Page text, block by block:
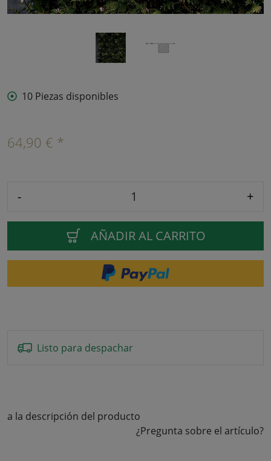
10 Piezas disponibles
64,90 € *
- +
AÑADIR AL CARRITO
Listo para despachar
a la descripción del producto
¿Pregunta sobre el artículo?